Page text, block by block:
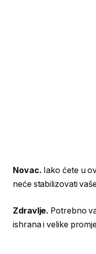
Novac. Iako ćete u
neće stabilizovati
Zdravlje. Potrebno
ishrana i velike